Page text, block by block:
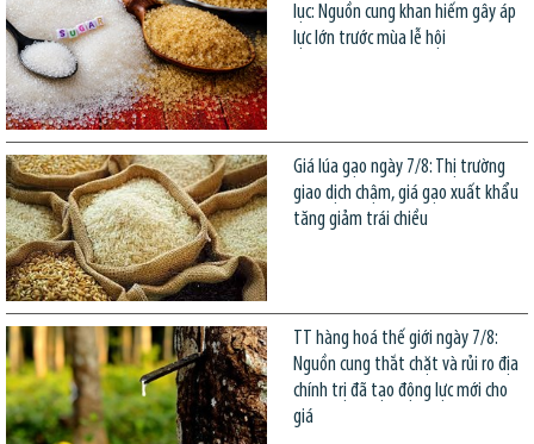
lục: Nguồn cung khan hiếm gây áp
lực lớn trước mùa lễ hội
Giá lúa gạo ngày 7/8: Thị trường
giao dịch chậm, giá gạo xuất khẩu
tăng giảm trái chiều
TT hàng hoá thế giới ngày 7/8:
Nguồn cung thắt chặt và rủi ro địa
chính trị đã tạo động lực mới cho
giá